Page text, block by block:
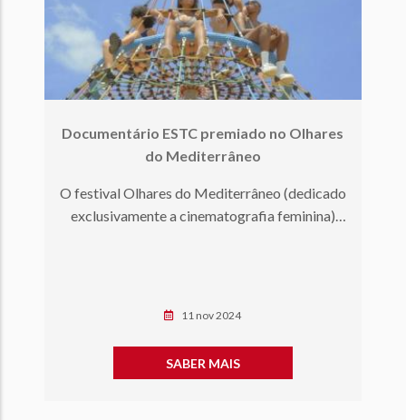
Documentário ESTC premiado no Olhares
do Mediterrâneo
O festival Olhares do Mediterrâneo (dedicado
exclusivamente a cinematografia feminina)
11 nov 2024
SABER MAIS